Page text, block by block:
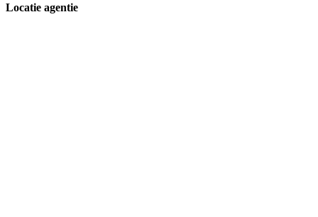
Locatie agentie